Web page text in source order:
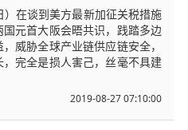
在谈到美方最新加征关税措施
元首大阪会晤共识，践踏多边
威胁全球产业链供应链安全，
完全是损人害己，丝毫不具建
2019-08-27 07:10:00